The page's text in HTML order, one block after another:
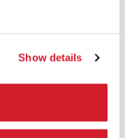
Show details